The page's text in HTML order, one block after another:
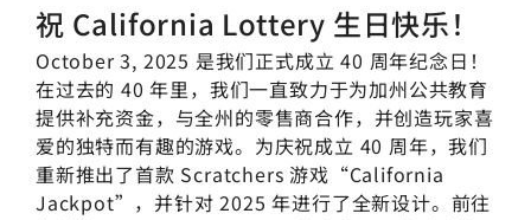
祝 California Lottery 生日快乐！
October 3, 2025 是我们正式成立 40 周年纪念日！
在过去的 40 年里，我们一直致力于为加州公共教育
提供补充资金，与全州的零售商合作，并创造玩家喜
爱的独特而有趣的游戏。为庆祝成立 40 周年，我们
重新推出了首款 Scratchers 游戏“California
Jackpot”，并针对 2025 年进行了全新设计。前往